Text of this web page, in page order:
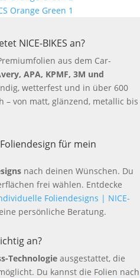
NICE-BIKES an?
aus dem Car-
APA, KPMF, 3M und
wetterfest und in über 600
– von matt, glänzend, metallic bis
für mein
nach deinen Wünschen. Du
frei wählen. Entdecke
Foliendesigns | NICE-
persönliche Beratung.
an?
Technologie ausgestattet, die
Du kannst die Folien nach